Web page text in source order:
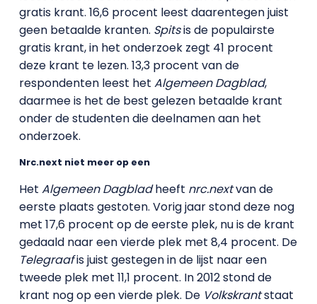
gratis krant. 16,6 procent leest daarentegen juist
geen betaalde kranten. Spitsis de populairste
gratis krant, in het onderzoek zegt 41 procent
deze krant te lezen. 13,3 procent van de
respondenten leest het Algemeen Dagblad,
daarmee is het de best gelezen betaalde krant
onder de studenten die deelnamen aan het
onderzoek.
Nrc.next niet meer op een
Het Algemeen Dagbladheeft nrc.nextvan de
eerste plaats gestoten. Vorig jaar stond deze nog
met 17,6 procent op de eerste plek, nu is de krant
gedaald naar een vierde plek met 8,4 procent. De
Telegraafis juist gestegen in de lijst naar een
tweede plek met 11,1 procent. In 2012 stond de
krant nog op een vierde plek. De Volkskrantstaat